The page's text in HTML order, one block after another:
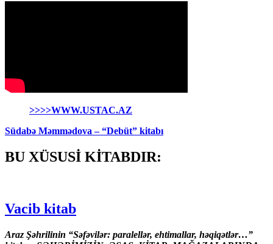
>>>>WWW.USTAC.AZ
Südabə Məmmədova – “Debüt” kitabı
BU XÜSUSİ KİTABDIR:
Vacib kitab
Araz Şəhrilinin “Səfəvilər: paralellər, ehtimallar, həqiqətlər…”